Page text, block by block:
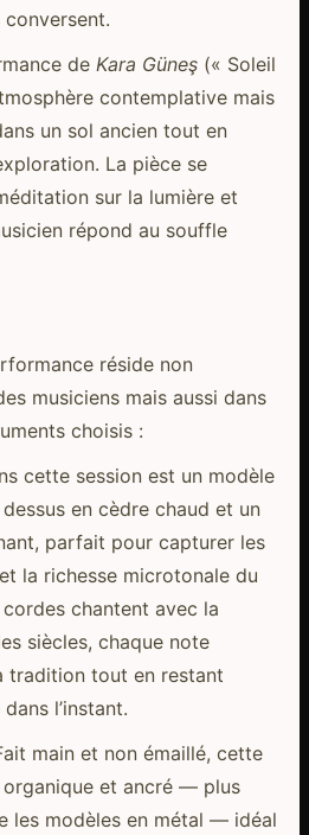
de Kara Güneş(« Soleil
contemplative mais
un sol ancien tout en
La pièce se
sur la lumière et
répond au souffle
réside non
musiciens mais aussi dans
choisis :
cette session est un modèle
en cèdre chaud et un
parfait pour capturer les
la richesse microtonale du
chantent avec la
siècles, chaque note
tradition tout en restant
l’instant.
main et non émaillé, cette
et ancré — plus
les modèles en métal — idéal